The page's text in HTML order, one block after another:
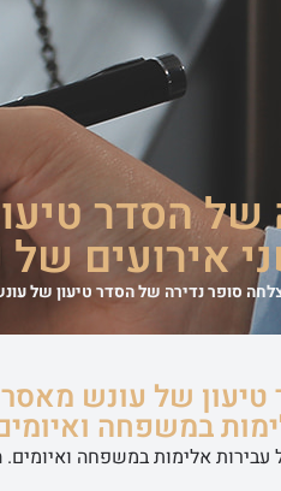
שירותי המשרד אודות
של הסדר
אירועים
סופר נדירה של הסדר טיעון של
של עונש
במשפחה
עבירות אלימות במשפחה